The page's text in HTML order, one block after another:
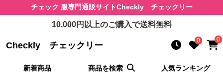
チェック 服専門通販サイトCheckly チェックリー
10,000円以上のご購入で送料無料
Checkly チェックリー 0 0
新着商品 商品を検索 人気ランキング